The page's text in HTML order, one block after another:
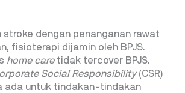
stroke dengan penanganan rawat
fisioterapi dijamin oleh BPJS.
home care tidak tercover BPJS.
Social Responsibility (CSR)
ada untuk tindakan-tindakan